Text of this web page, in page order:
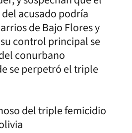
acusado podría
de Bajo Flores y
control principal se
conurbano
se perpetró el triple
del triple femicidio